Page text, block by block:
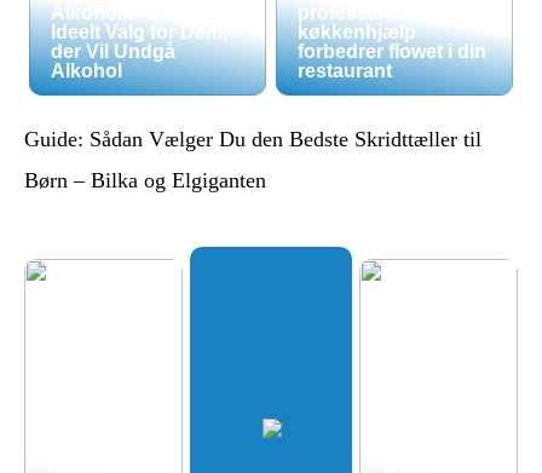
Alkoholfri Vine: Et
Ideelt Valg for Dem,
der Vil Undgå
Alkohol
professionel
køkkenhjælp
forbedrer flowet i din
restaurant
Guide: Sådan Vælger Du den Bedste Skridttæller til
Børn – Bilka og Elgiganten